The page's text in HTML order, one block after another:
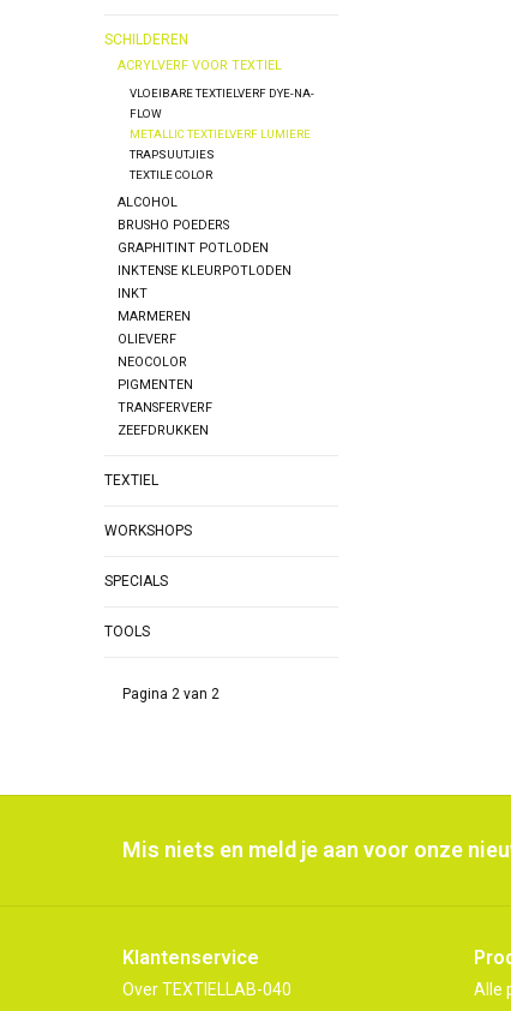
SCHILDEREN
ACRYLVERF VOOR TEXTIEL
VLOEIBARE TEXTIELVERF DYE-NA-
FLOW
METALLIC TEXTIELVERF LUMIERE
TRAPSUUTJIES
TEXTILE COLOR
ALCOHOL
BRUSHO POEDERS
GRAPHITINT POTLODEN
INKTENSE KLEURPOTLODEN
INKT
MARMEREN
OLIEVERF
NEOCOLOR
PIGMENTEN
TRANSFERVERF
ZEEFDRUKKEN
TEXTIEL
WORKSHOPS
SPECIALS
TOOLS
Pagina 2 van 2
Mis niets en meld je aan voor onze
Klantenservice
Over TEXTIELLAB-040
Alle